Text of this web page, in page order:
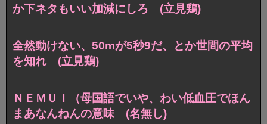
か下ネタもいい加減にしろ (立見鶏)
全然動けない、50mが5秒9だ、
とか世間の平均
を知れ (立見鶏)
ＮＥＭＵＩ （母国語でいや、わい低血圧でほん
まあなんねんの意味 (名無し)